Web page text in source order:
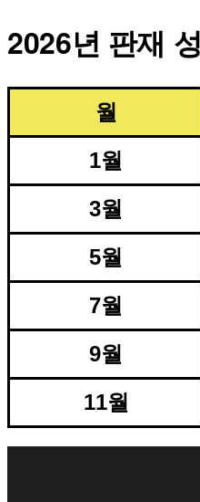
2026년 판재
월
1월
3월
5월
7월
9월
11월